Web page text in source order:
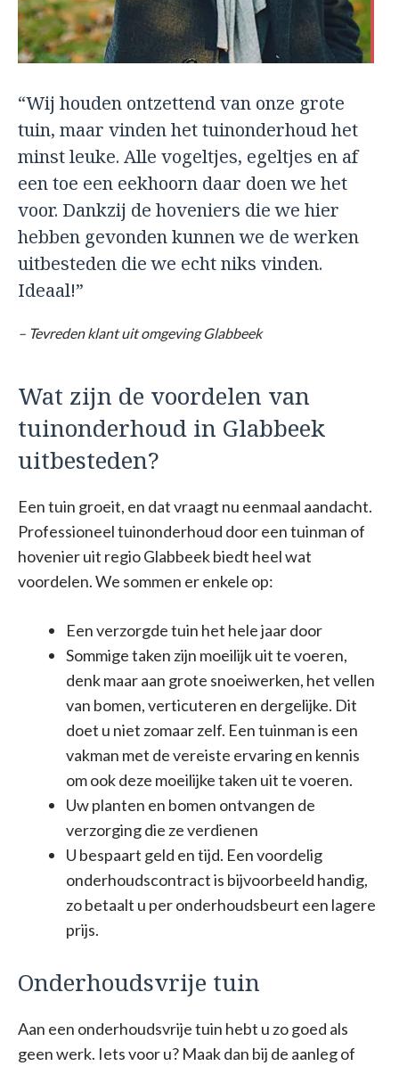
“Wij houden ontzettend van onze grote
tuin, maar vinden het tuinonderhoud het
minst leuke. Alle vogeltjes, egeltjes en af
een toe een eekhoorn daar doen we het
voor. Dankzij de hoveniers die we hier
hebben gevonden kunnen we de werken
uitbesteden die we echt niks vinden.
Ideaal!”
– Tevreden klant uit omgeving Glabbeek
Wat zijn de voordelen van
tuinonderhoud in Glabbeek
uitbesteden?
Een tuin groeit, en dat vraagt nu eenmaal aandacht.
Professioneel tuinonderhoud door een tuinman of
hovenier uit regio Glabbeek biedt heel wat
voordelen. We sommen er enkele op:
Een verzorgde tuin het hele jaar door
Sommige taken zijn moeilijk uit te voeren,
denk maar aan grote snoeiwerken, het vellen
van bomen, verticuteren en dergelijke. Dit
doet u niet zomaar zelf. Een tuinman is een
vakman met de vereiste ervaring en kennis
om ook deze moeilijke taken uit te voeren.
Uw planten en bomen ontvangen de
verzorging die ze verdienen
U bespaart geld en tijd. Een voordelig
onderhoudscontract is bijvoorbeeld handig,
zo betaalt u per onderhoudsbeurt een lagere
prijs.
Onderhoudsvrije tuin
Aan een onderhoudsvrije tuin hebt u zo goed als
geen werk. Iets voor u? Maak dan bij de aanleg of